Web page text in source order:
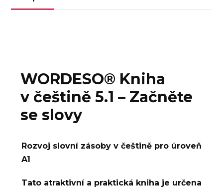
WORDESO® Kniha
v češtině 5.1 – Začněte
se slovy
Rozvoj slovní zásoby v češtině pro úroveň
A1
Tato atraktivní a praktická kniha je určena